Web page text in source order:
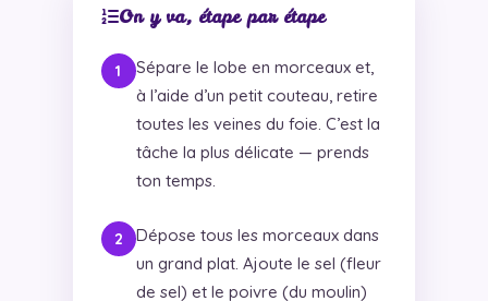
On y va, étape par étape
Sépare le lobe en morceaux et,
à l’aide d’un petit couteau, retire
toutes les veines du foie. C’est la
tâche la plus délicate — prends
ton temps.
Dépose tous les morceaux dans
un grand plat. Ajoute le sel (fleur
de sel) et le poivre (du moulin)